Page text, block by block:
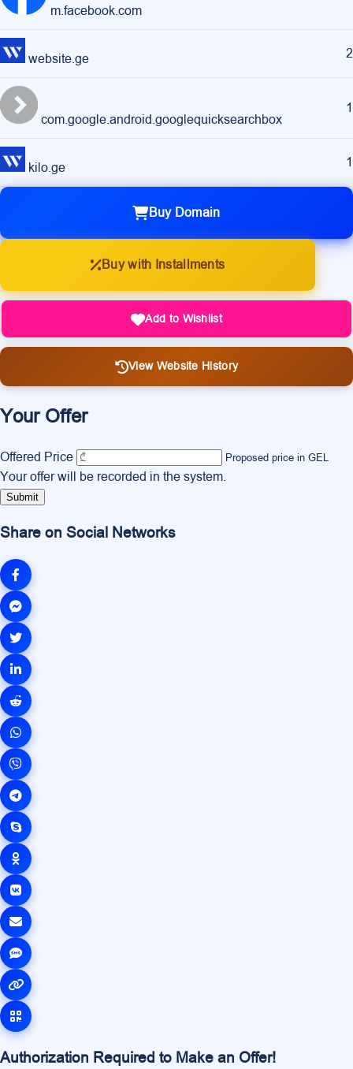
m.facebook.com
website.ge 2
com.google.android.googlequicksearchbox
1
kilo.ge 1
Buy Domain
Buy with Installments
Add to Wishlist
View Website History
Your Offer
Offered Price Proposed price in GEL
Your offer will be recorded in the system.
Submit
Share on Social Networks
Authorization Required to Make an Offer!